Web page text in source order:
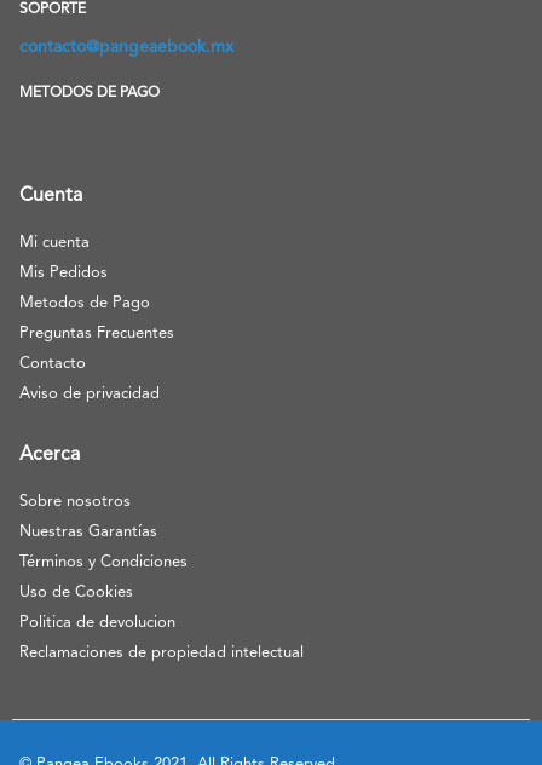
SOPORTE
contacto@pangeaebook.mx
METODOS DE PAGO
Cuenta
Mi cuenta
Mis Pedidos
Metodos de Pago
Preguntas Frecuentes
Contacto
Aviso de privacidad
Acerca
Sobre nosotros
Nuestras Garantías
Términos y Condiciones
Uso de Cookies
Politica de devolucion
Reclamaciones de propiedad intelectual